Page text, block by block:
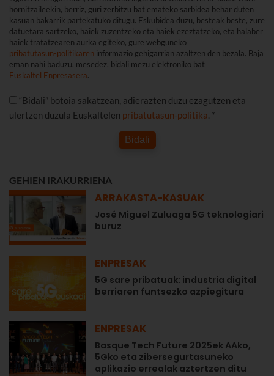
hornitzaileekin, berriz, guri zerbitzu bat emateko sarbidea behar duten
kasuan bakarrik partekatuko ditugu. Eskubidea duzu, besteak beste, zure
datuetara sartzeko, haiek zuzentzeko eta haiek ezeztatzeko, eta halaber
haiek tratatzearen aurka egiteko, gure webguneko
pribatutasun-politikaren informazio gehigarrian azaltzen den bezala. Baja
eman nahi baduzu, mesedez, bidali mezu elektroniko bat
Euskaltel Enpresasera.
“Bidali” botoia sakatzean, adierazten duzu ezagutzen eta
ulertzen duzula Euskaltelen pribatutasun-politika. *
Bidali
GEHIEN IRAKURRIENA
ARRAKASTA-KASUAK
José Miguel Zuluaga 5G teknologiari
buruz
ENPRESAK
5G sare pribatuak: industria digital
berriaren funtsezko azpiegitura
ENPRESAK
Basque Tech Future 2025ek AAko,
5Gko eta zibersegurtasuneko
aplikazio errealak aztertzen ditu